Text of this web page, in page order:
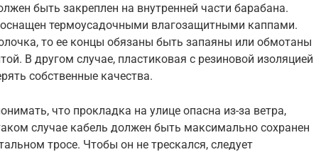
быть закреплен на внутренней части барабана.
термоусадочными влагозащитными каппами.
то ее концы обязаны быть запаяны или обмотаны
В другом случае, пластиковая с резиновой изоляцией
собственные качества.
что прокладка на улице опасна из-за ветра,
случае кабель должен быть максимально сохранен
тросе. Чтобы он не трескался, следует